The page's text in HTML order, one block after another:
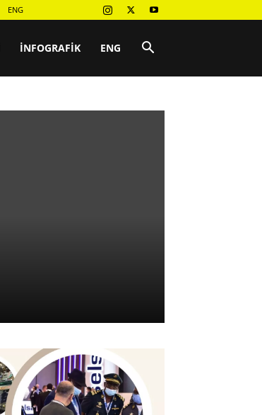
ENG
İNFOGRAFIK ENG